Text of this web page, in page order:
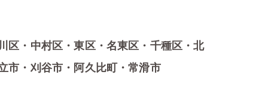
区・中村区・東区・名東区・千種区・北
市・刈谷市・阿久比町・常滑市